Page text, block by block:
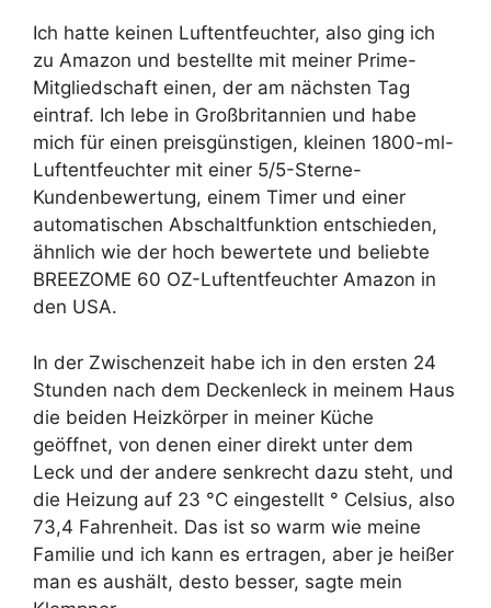
Ich hatte keinen Luftentfeuchter, also ging ich
zu Amazon und bestellte mit meiner Prime-
Mitgliedschaft einen, der am nächsten Tag
eintraf. Ich lebe in Großbritannien und habe
mich für einen preisgünstigen, kleinen 1800-ml-
Luftentfeuchter mit einer 5/5-Sterne-
Kundenbewertung, einem Timer und einer
automatischen Abschaltfunktion entschieden,
ähnlich wie der hoch bewertete und beliebte
BREEZOME 60 OZ-Luftentfeuchter Amazon in
den USA.
In der Zwischenzeit habe ich in den ersten 24
Stunden nach dem Deckenleck in meinem Haus
die beiden Heizkörper in meiner Küche
geöffnet, von denen einer direkt unter dem
Leck und der andere senkrecht dazu steht, und
die Heizung auf 23 °C eingestellt ° Celsius, also
73,4 Fahrenheit. Das ist so warm wie meine
Familie und ich kann es ertragen, aber je heißer
man es aushält, desto besser, sagte mein